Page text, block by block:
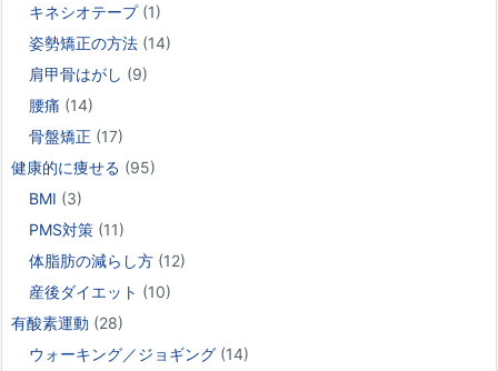
キネシオテープ(1)
姿勢矯正の方法 (14)
肩甲骨はがし (9)
腰痛 (14)
骨盤矯正 (17)
健康的に痩せる (95)
BMI (3)
PMS対策 (11)
体脂肪の減らし方 (12)
産後ダイエット (10)
有酸素運動 (28)
ウォーキング／ジョギング (14)